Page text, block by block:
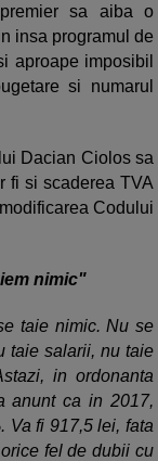
sa aiba o
insa programul de
aproape imposibil
si numarul
Dacian Ciolos sa
fi si scaderea TVA
Codului
nimic"
taie nimic. Nu se
taie salarii, nu taie
in ordonanta
anunt ca in 2017,
Va fi 917,5 lei, fata
fel de dubii cu